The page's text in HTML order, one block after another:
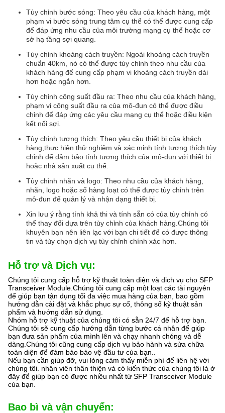
Tùy chỉnh bước sóng: Theo yêu cầu của khách hàng, một
phạm vi bước sóng trung tâm cụ thể có thể được cung cấp
để đáp ứng nhu cầu của môi trường mạng cụ thể hoặc cơ
sở hạ tầng sợi quang.
Tùy chỉnh khoảng cách truyền: Ngoài khoảng cách truyền
chuẩn 40km, nó có thể được tùy chỉnh theo nhu cầu của
khách hàng để cung cấp phạm vi khoảng cách truyền dài
hơn hoặc ngắn hơn.
Tùy chỉnh công suất đầu ra: Theo nhu cầu của khách hàng,
phạm vi công suất đầu ra của mô-đun có thể được điều
chỉnh để đáp ứng các yêu cầu mạng cụ thể hoặc điều kiện
kết nối sợi.
Tùy chỉnh tương thích: Theo yêu cầu thiết bị của khách
hàng,thực hiện thử nghiệm và xác minh tính tương thích tùy
chỉnh để đảm bảo tính tương thích của mô-đun với thiết bị
hoặc nhà sản xuất cụ thể.
Tùy chỉnh nhãn và logo: Theo nhu cầu của khách hàng,
nhãn, logo hoặc số hàng loạt có thể được tùy chỉnh trên
mô-đun để quản lý và nhận dạng thiết bị.
Xin lưu ý rằng tính khả thi và tính sẵn có của tùy chỉnh có
thể thay đổi dựa trên tùy chỉnh của khách hàng.Chúng tôi
khuyên bạn nên liên lạc với bạn chi tiết để có được thông
tin và tùy chọn dịch vụ tùy chỉnh chính xác hơn.
Hỗ trợ và Dịch vụ:
Chúng tôi cung cấp hỗ trợ kỹ thuật toàn diện và dịch vụ cho SFP
Transceiver Module.Chúng tôi cung cấp một loạt các tài nguyên
để giúp bạn tận dụng tối đa việc mua hàng của bạn, bao gồm
hướng dẫn cài đặt và khắc phục sự cố, thông số kỹ thuật sản
phẩm và hướng dẫn sử dụng.
Nhóm hỗ trợ kỹ thuật của chúng tôi có sẵn 24/7 để hỗ trợ bạn.
Chúng tôi sẽ cung cấp hướng dẫn từng bước cá nhân để giúp
bạn đưa sản phẩm của mình lên và chạy nhanh chóng và dễ
dàng.Chúng tôi cũng cung cấp dịch vụ bảo hành và sửa chữa
toàn diện để đảm bảo bảo vệ đầu tư của bạn..
Nếu bạn cần giúp đỡ, vui lòng cảm thấy miễn phí để liên hệ với
chúng tôi. nhân viên thân thiện và có kiến thức của chúng tôi là ở
đây để giúp bạn có được nhiều nhất từ SFP Transceiver Module
của bạn.
Bao bì và vận chuyển: